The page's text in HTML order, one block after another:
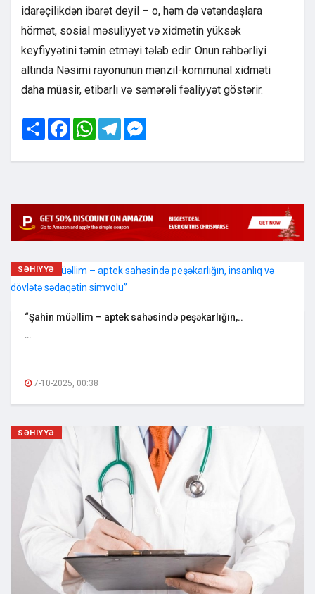
idarəçilikdən ibarət deyil – o, həm də vətəndaşlara
hörmət, sosial məsuliyyət və xidmətin yüksək
keyfiyyətini təmin etməyi tələb edir. Onun rəhbərliyi
altında Nəsimi rayonunun mənzil-kommunal xidməti
daha müasir, etibarlı və səmərəli fəaliyyət göstərir.
Share FacebookWhatsAppTelegram
SƏHIYYƏ
“Şahin müəllim – aptek sahəsində peşəkarlığın,..
7-10-2025, 00:38
SƏHIYYƏ